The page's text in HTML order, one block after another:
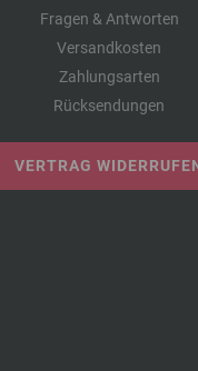
Fragen & Antworten
Versandkosten
Zahlungsarten
Rücksendungen
VERTRAG